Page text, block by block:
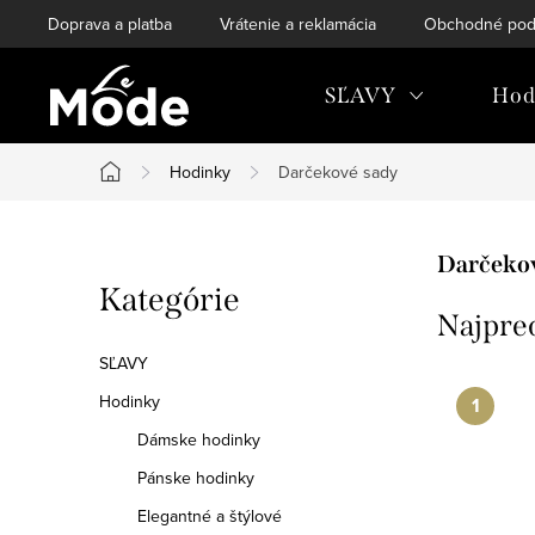
na
Doprava a platba Vrátenie a reklamácia Obchodné
SĽAVY
Domov
Hodinky Darčekové sady
o
č
n
Preskočiť
kategórie
Kategórie
SĽAVY
Hodinky
Dámske hodinky
Pánske hodinky
Elegantné a štýlové